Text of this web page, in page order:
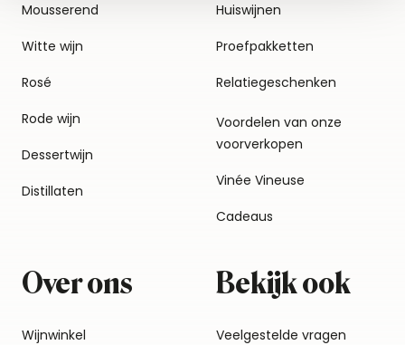
Mousserend
Witte wijn
Rosé
Rode wijn
Dessertwijn
Distillaten
Huiswijnen
Proefpakketten
Relatiegeschenken
Voordelen van onze
voorverkopen
Vinée Vineuse
Cadeaus
Over ons
Wijnwinkel
Bekijk ook
Veelgestelde vragen